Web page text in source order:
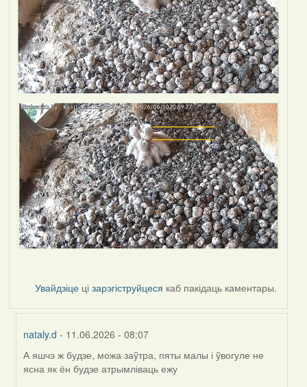
Увайдзіце цізарэгіструйцеся каб пакідаць каментары.
nataly.d - 11.06.2026 - 08:07
In
reply
А яшчэ ж будзе, можа заўтра, пяты малы і ўвогуле не
ясна як ён будзе атрымліваць ежу